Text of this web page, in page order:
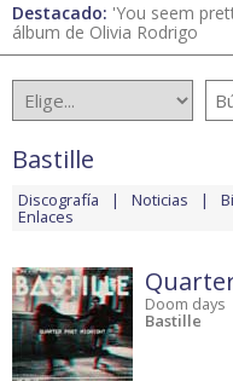
Destacado: 'You seem
álbum de Olivia Rodrigo
Bastille
Discografía Noticias
Enlaces
Doom days
Bastille